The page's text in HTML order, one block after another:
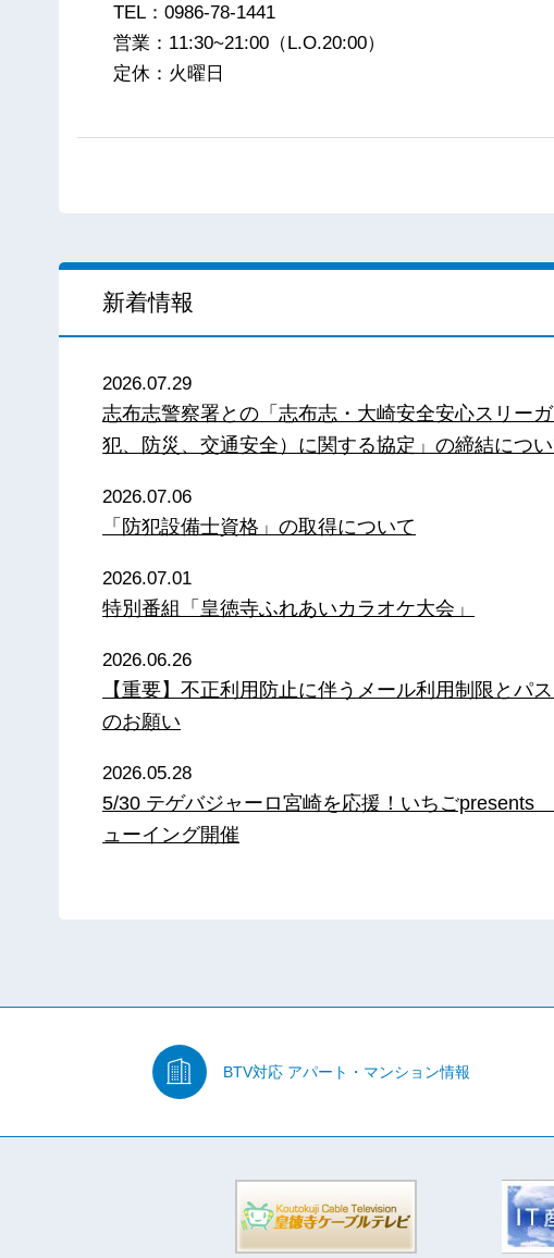
TEL：0986-78-1441
営業：11:30~21:00（L.O.20:00）
定休：火曜日
新着情報
2026.07.29
志布志警察署との「志布志・大崎安全安心スリー
犯、防災、交通安全）に関する協定」の締結につ
2026.07.06
「防犯設備士資格」の取得について
2026.07.01
特別番組「皇徳寺ふれあいカラオケ大会」
2026.06.26
【重要】不正利用防止に伴うメール利用制限とパ
のお願い
2026.05.28
5/30 テゲバジャーロ宮崎を応援！いちごpresents
ューイング開催
BTV対応 アパート・マンション情報